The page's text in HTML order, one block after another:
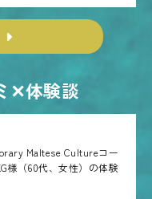
✕体験談
Maltese Cultureコー
様（60代、女性）の体験